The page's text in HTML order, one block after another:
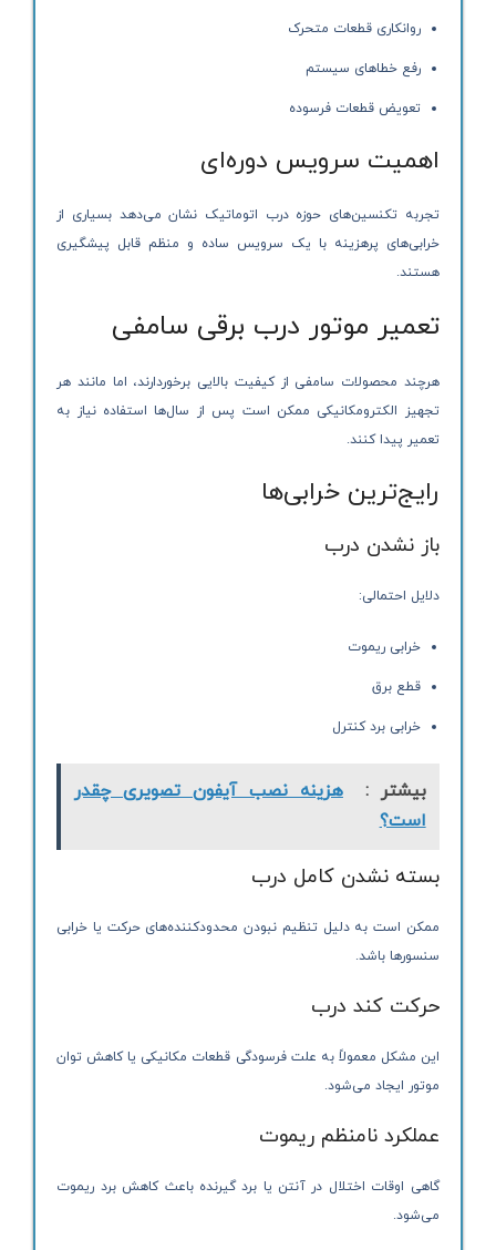
روانکاری قطعات متحرک
رفع خطاهای سیستم
تعویض قطعات فرسوده
اهمیت سرویس دوره‌ای
تجربه تکنسین‌های حوزه درب اتوماتیک نشان می‌دهد بسیاری از
خرابی‌های پرهزینه با یک سرویس ساده و منظم قابل پیشگیری
هستند.
تعمیر موتور درب برقی سامفی
هرچند محصولات سامفی از کیفیت بالایی برخوردارند، اما مانند هر
تجهیز الکترومکانیکی ممکن است پس از سال‌ها استفاده نیاز به
تعمیر پیدا کنند.
رایج‌ترین خرابی‌ها
باز نشدن درب
دلایل احتمالی:
خرابی ریموت
قطع برق
خرابی برد کنترل
بیشتر :
هزینه نصب آیفون تصویری چقدر
است؟
بسته نشدن کامل درب
ممکن است به دلیل تنظیم نبودن محدودکننده‌های حرکت یا خرابی
سنسورها باشد.
حرکت کند درب
این مشکل معمولاً به علت فرسودگی قطعات مکانیکی یا کاهش توان
موتور ایجاد می‌شود.
عملکرد نامنظم ریموت
گاهی اوقات اختلال در آنتن یا برد گیرنده باعث کاهش برد ریموت
می‌شود.